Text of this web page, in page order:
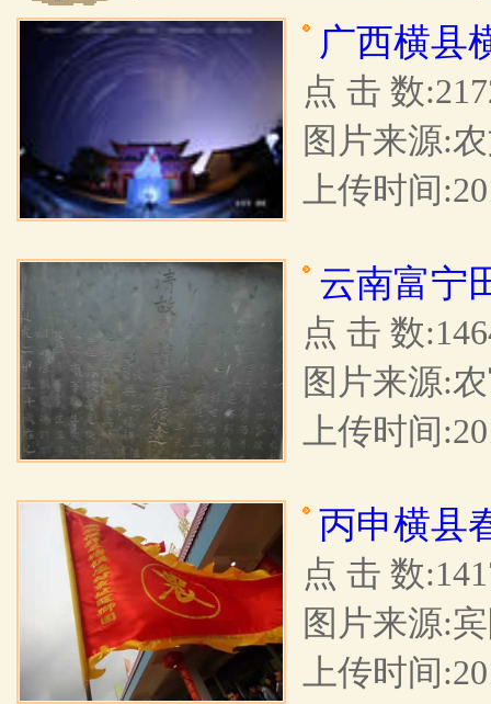
广西横县
点 击 数
图片来源:
上传时间
云南富宁
点 击 数
图片来源:
上传时间
丙申横县
点 击 数
图片来源:
上传时间